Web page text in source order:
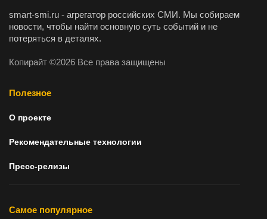
smart-smi.ru - агрегатор российских СМИ. Мы собираем
новости, чтобы найти основную суть событий и не
потеряться в деталях.
Копирайт ©2026 Все права защищены
Полезное
О проекте
Рекомендательные технологии
Пресс-релизы
Самое популярное